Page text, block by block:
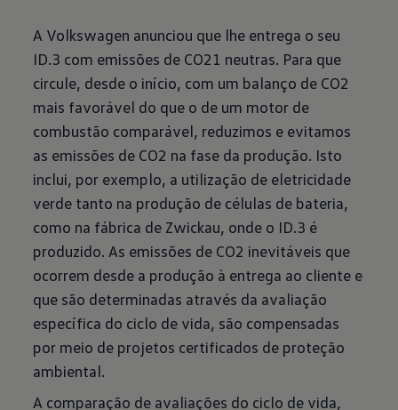
A Volkswagen anunciou que lhe entrega o seu
ID.3 com emissões de CO21 neutras. Para que
circule, desde o início, com um balanço de CO2
mais favorável do que o de um motor de
combustão comparável, reduzimos e evitamos
as emissões de CO2 na fase da produção. Isto
inclui, por exemplo, a utilização de eletricidade
verde tanto na produção de células de bateria,
como na fábrica de Zwickau, onde o ID.3 é
produzido. As emissões de CO2 inevitáveis que
ocorrem desde a produção à entrega ao cliente e
que são determinadas através da avaliação
específica do ciclo de vida, são compensadas
por meio de projetos certificados de proteção
ambiental.
A comparação de avaliações do ciclo de vida,